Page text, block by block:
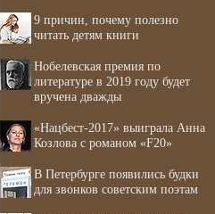
9 причин, почему полезно
читать детям книги
Нобелевская премия по
литературе в 2019 году будет
вручена дважды
«Нацбест-2017» выиграла Анна
Козлова с романом «F20»
В Петербурге появились будки
для звонков советским поэтам